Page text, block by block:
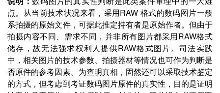
点。从当前技术状况来看，采用RAW 格式的数码图片一般
系拍摄的原始文件，可据此推定持有者是原始作者。但由于
拍摄内容不同、需求不同，并非所有图片都采用RAW格式
储存，故无法强求权利人提供RAW格式图片。司法实践
中，相关图片的技术参数、拍摄器材等情况也可作为判断是
否原件的参考因素。为查明真相，固然还可以采取技术鉴定
的方式，但考虑到考证数码图片原件的真实性，目的是证明